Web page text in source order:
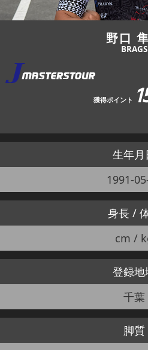
野口
BRAGS
獲得ポイント
生年月
1991-
身長 /
cm /
登録地
千葉
脚質